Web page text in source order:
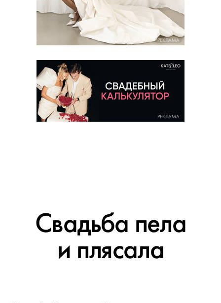
РЕКЛАМА
РЕКЛАМА
Свадьба пела
и плясала